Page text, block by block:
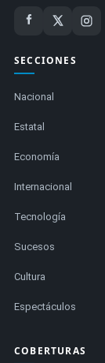
SECCIONES
Nacional
Estatal
Economía
Internacional
Tecnología
Sucesos
Cultura
Espectáculos
COBERTURAS